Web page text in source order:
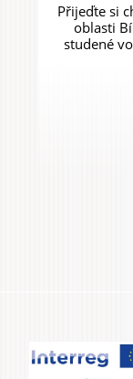
Přijeďte si
oblasti
studené